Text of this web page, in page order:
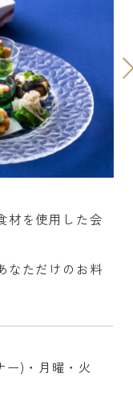
材を使用した会
なただけのお料
)・月曜・火